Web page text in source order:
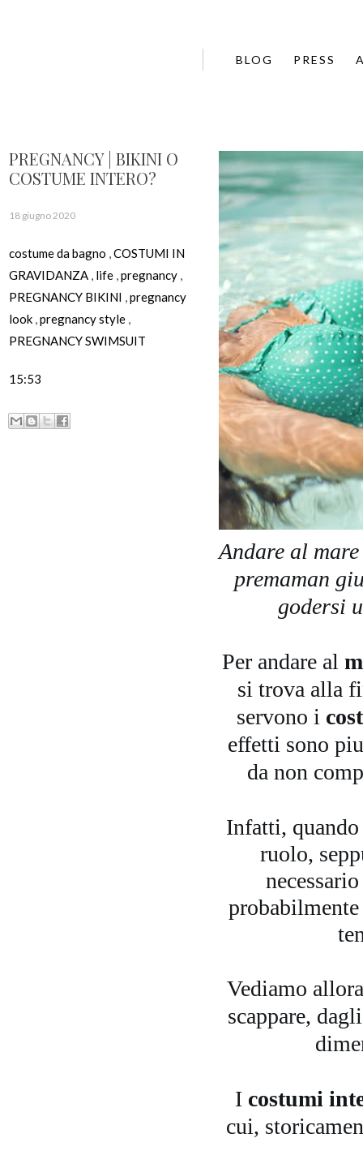
BLOG PRESS
PREGNANCY | BIKINI O
COSTUME INTERO?
18 giugno 2020
costume da bagno ,COSTUMI IN
GRAVIDANZA , life ,pregnancy ,
PREGNANCY BIKINI ,pregnancy
look ,pregnancy style ,
PREGNANCY SWIMSUIT
15:53
Andare al
premaman
godersi
Per andare al
si trova alla
servono i
effetti sono
da non
Infatti, quando
ruolo,
Vediamo
scappare,
I costumi
cui,